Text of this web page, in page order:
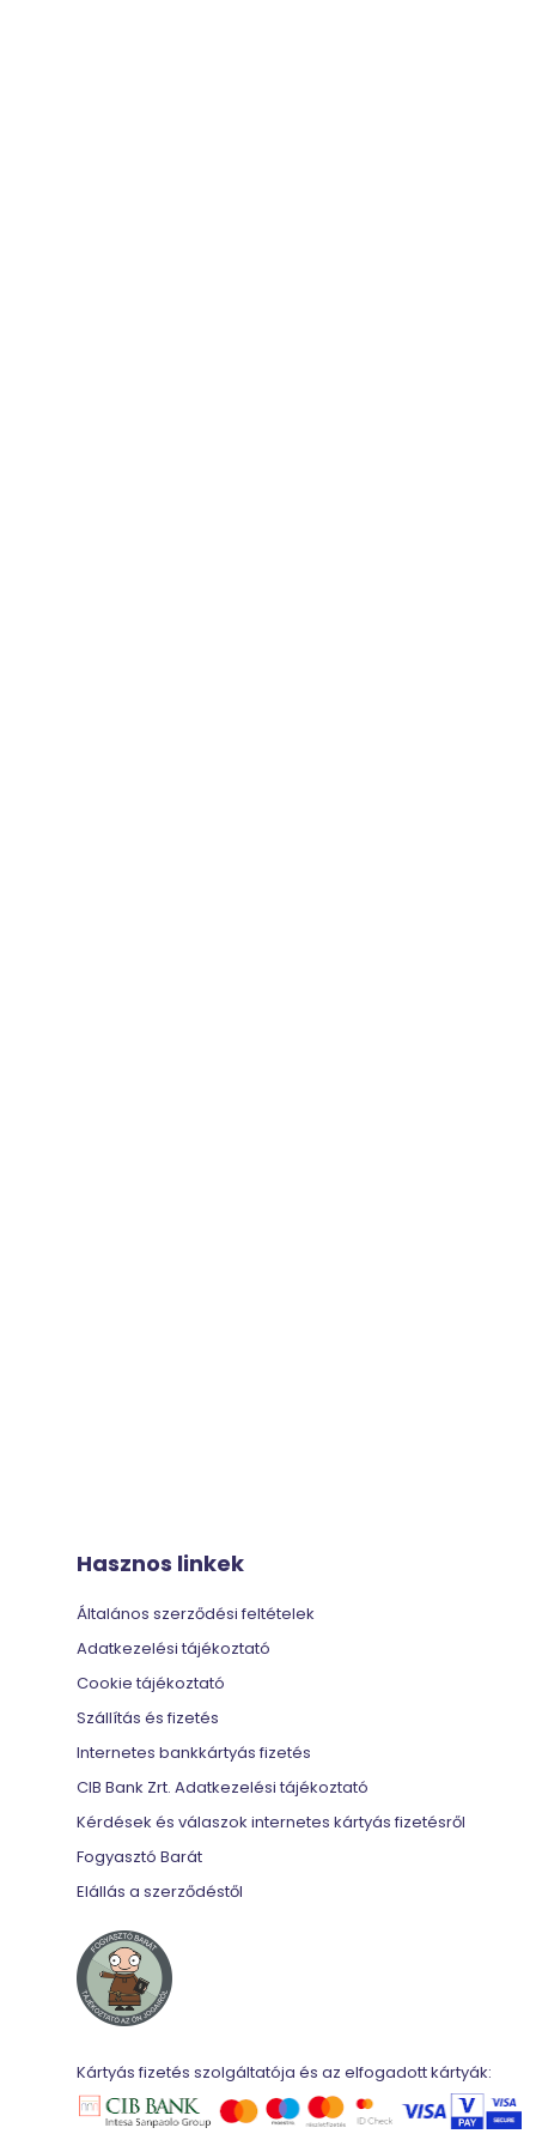
Hasznos linkek
Általános szerződési feltételek
Adatkezelési tájékoztató
Cookie tájékoztató
Szállítás és fizetés
Internetes bankkártyás fizetés
CIB Bank Zrt. Adatkezelési tájékoztató
Kérdések és válaszok internetes kártyás fizetésről
Fogyasztó Barát
Elállás a szerződéstől
Kártyás fizetés szolgáltatója és az elfogadott kártyák: